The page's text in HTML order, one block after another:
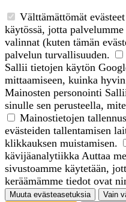
Välttämättömät evästeet
käytössä, jotta
valinnat (kuten tämän
palvelun turvallisuuden.
Sallii tietojen käytön
mittaamiseen, kuinka
Mainosten personointi
sinulle sen perusteella,
Mainostietojen tallennus
evästeiden tallentamisen
klikkauksen muistamisen.
kävijäanalytiikka Auttaa
sivustoamme käytetään,
keräämämme tiedot ovat
Muuta evästeasetuksia
Vain